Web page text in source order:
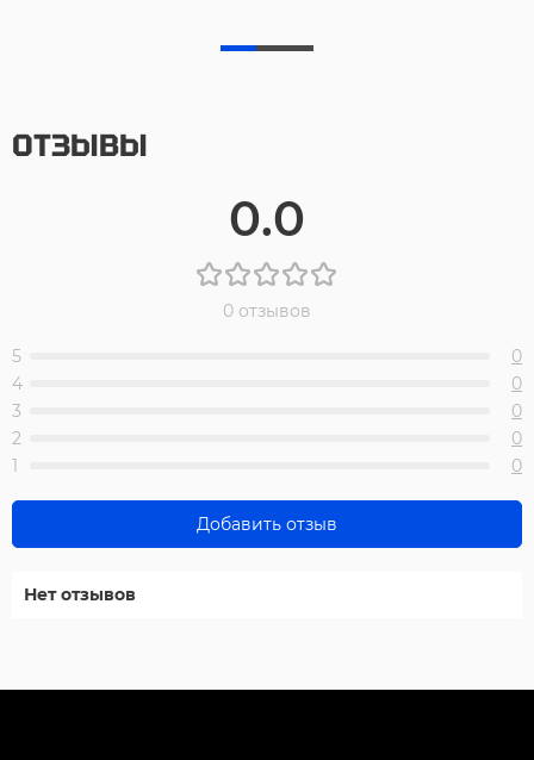
ОТЗЫВЫ
0.0
0 отзывов
5
0
4
0
3
0
2
0
1
0
Добавить отзыв
Нет отзывов